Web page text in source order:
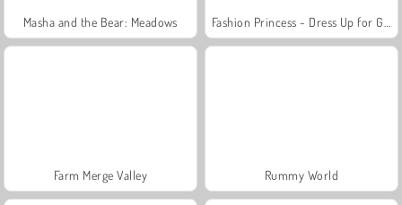
Masha and the Bear: Meadows
Farm Merge Valley Rummy World